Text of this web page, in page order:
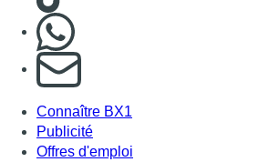
S'abonner à notre newsletter
Connaître BX1
Publicité
Offres d'emploi